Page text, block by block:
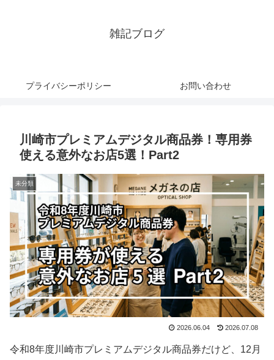
雑記ブログ
プライバシーポリシー お問い合わせ
川崎市プレミアムデジタル商品券！専用券
使える意外なお店5選！Part2
未分類
2026.06.04 2026.07.08
令和8年度川崎市プレミアムデジタル商品券だけど、12月